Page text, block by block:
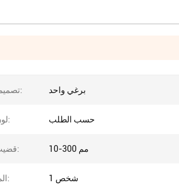
تصميم المسمار: برغي واحد
لون الآلة: حسب الطلب
قضيب ديمياتر: 10-300 مم
المشغل: 1 شخص